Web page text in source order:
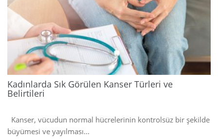
Kadınlarda Sık Görülen Kanser Türleri ve
Belirtileri
Kanser, vücudun normal hücrelerinin kontrolsüz bir şekilde
büyümesi ve yayılması...